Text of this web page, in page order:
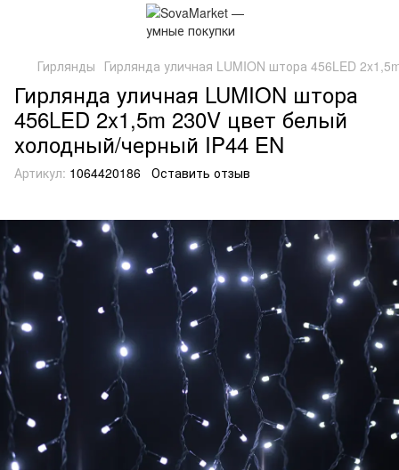
Гирлянды Гирлянда уличная LUMION штора 456LED
Гирлянда уличная LUMION штора
456LED 2x1,5m 230V цвет белый
холодный/черный IP44 EN
Артикул: 1064420186 Оставить отзыв